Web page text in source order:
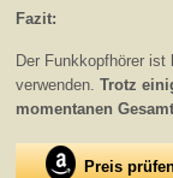
Fazit:
Der Funkkopfhörer
verwenden.Trotz
momentanen
Preis